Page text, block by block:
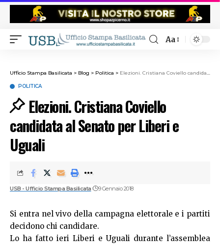
Aa
Ufficio Stampa Basilicata > Blog > Politica > Elezioni. Cristiana Coviello candidata al Senato per Liberi e Uguali
POLITICA
Elezioni. Cristiana Coviello
candidata al Senato per Liberi e
Uguali
USB - Ufficio Stampa Basilicata 9 Gennaio 2018
Si entra nel vivo della campagna elettorale e i partiti
decidono chi candidare.
Lo ha fatto ieri Liberi e Uguali durante l’assemblea